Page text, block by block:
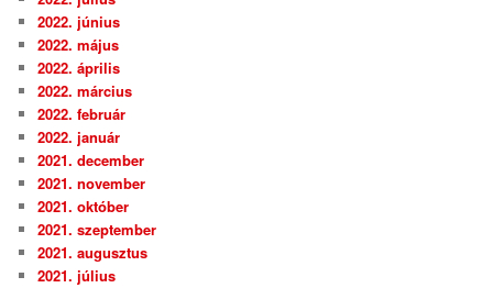
2022. június
2022. május
2022. április
2022. március
2022. február
2022. január
2021. december
2021. november
2021. október
2021. szeptember
2021. augusztus
2021. július